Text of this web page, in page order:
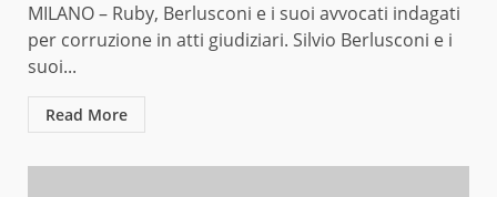
MILANO – Ruby, Berlusconi e i suoi avvocati indagati
per corruzione in atti giudiziari. Silvio Berlusconi e i
suoi...
Read More